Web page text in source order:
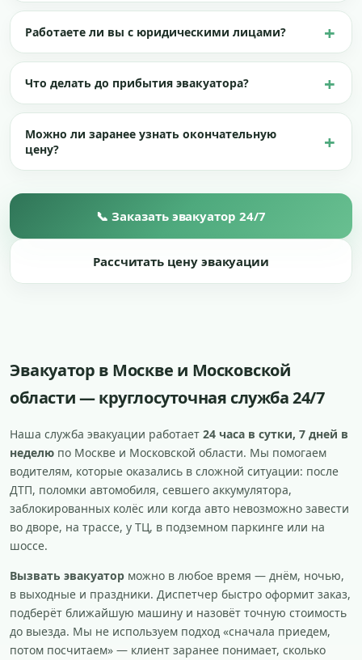
Работаете ли вы с юридическими лицами?
Что делать до прибытия эвакуатора?
Можно ли заранее узнать окончательную
цену?
📞 Заказать эвакуатор 24/7
Рассчитать цену эвакуации
Эвакуатор в Москве и Московской
области — круглосуточная служба 24/7
Наша служба эвакуации работает 24 часа в сутки, 7 дней в
неделю по Москве и Московской области. Мы помогаем
водителям, которые оказались в сложной ситуации: после
ДТП, поломки автомобиля, севшего аккумулятора,
заблокированных колёс или когда авто невозможно завести
во дворе, на трассе, у ТЦ, в подземном паркинге или на
шоссе.
Вызвать эвакуатор можно в любое время — днём, ночью,
в выходные и праздники. Диспетчер быстро оформит заказ,
подберёт ближайшую машину и назовёт точную стоимость
до выезда. Мы не используем подход «сначала приедем,
потом посчитаем» — клиент заранее понимает, сколько